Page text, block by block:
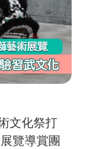
文化祭打
覽導賞團